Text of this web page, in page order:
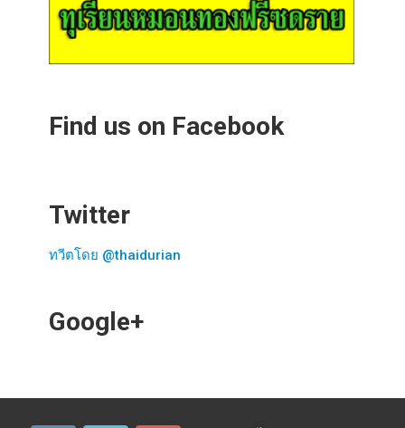
Find us on Facebook
Twitter
ทวีตโดย @thaidurian
Google+